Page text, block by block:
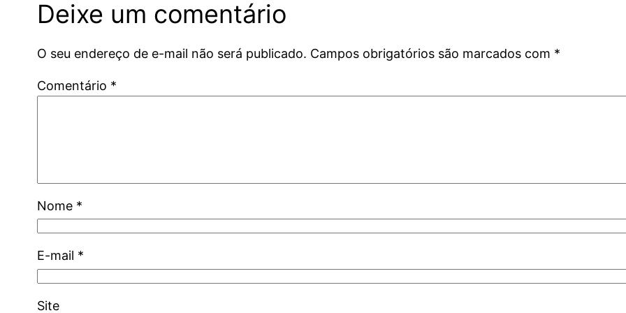
Deixe um comentário
O seu endereço de e-mail não será publicado. Campos obrigatórios são marcados com *
Comentário *
Nome *
E-mail *
Site